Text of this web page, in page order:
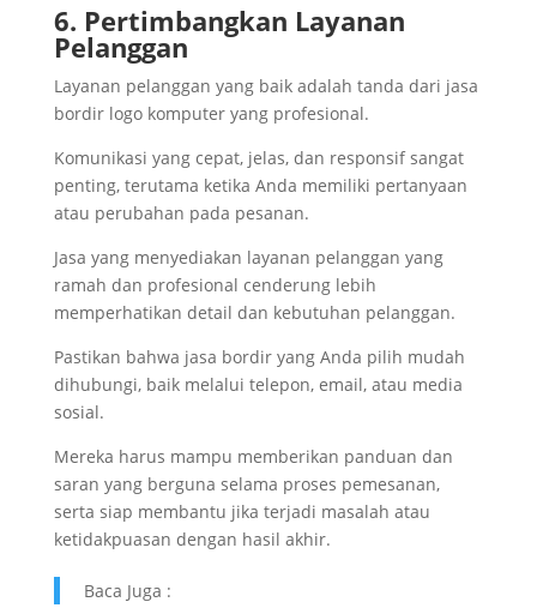
6. Pertimbangkan Layanan
Pelanggan
Layanan pelanggan yang baik adalah tanda dari jasa
bordir logo komputer yang profesional.
Komunikasi yang cepat, jelas, dan responsif sangat
penting, terutama ketika Anda memiliki pertanyaan
atau perubahan pada pesanan.
Jasa yang menyediakan layanan pelanggan yang
ramah dan profesional cenderung lebih
memperhatikan detail dan kebutuhan pelanggan.
Pastikan bahwa jasa bordir yang Anda pilih mudah
dihubungi, baik melalui telepon, email, atau media
sosial.
Mereka harus mampu memberikan panduan dan
saran yang berguna selama proses pemesanan,
serta siap membantu jika terjadi masalah atau
ketidakpuasan dengan hasil akhir.
Baca Juga :